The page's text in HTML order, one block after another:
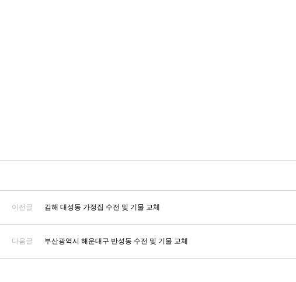
이전글 김해 대성동 가정집 수전 및 기물 교체
다음글 부산광역시 해운대구 반성동 수전 및 기물 교체